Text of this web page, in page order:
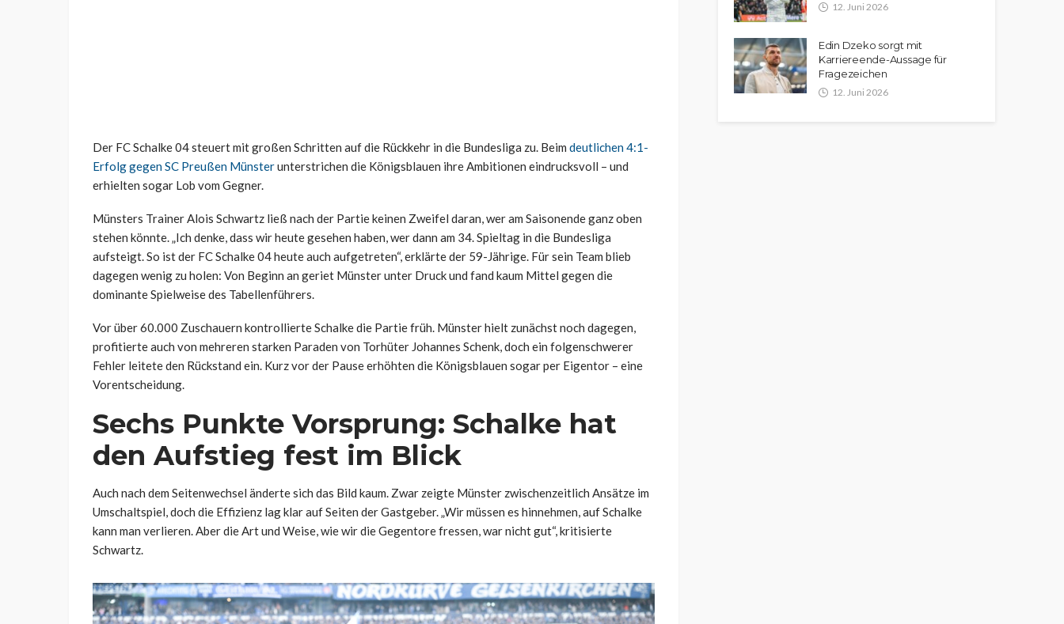
Der FC Schalke 04 steuert mit großen Schritten auf die Rückkehr in die Bundesliga zu. Beim deutlichen 4:1-
Erfolg gegen SC Preußen Münsterunterstrichen die Königsblauen ihre Ambitionen eindrucksvoll – und
erhielten sogar Lob vom Gegner.
Münsters Trainer Alois Schwartz ließ nach der Partie keinen Zweifel daran, wer am Saisonende ganz oben
stehen könnte. „Ich denke, dass wir heute gesehen haben, wer dann am 34. Spieltag in die Bundesliga
aufsteigt. So ist der FC Schalke 04 heute auch aufgetreten“, erklärte der 59-Jährige. Für sein Team blieb
dagegen wenig zu holen: Von Beginn an geriet Münster unter Druck und fand kaum Mittel gegen die
dominante Spielweise des Tabellenführers.
Vor über 60.000 Zuschauern kontrollierte Schalke die Partie früh. Münster hielt zunächst noch dagegen,
profitierte auch von mehreren starken Paraden von Torhüter Johannes Schenk, doch ein folgenschwerer
Fehler leitete den Rückstand ein. Kurz vor der Pause erhöhten die Königsblauen sogar per Eigentor – eine
Vorentscheidung.
Sechs Punkte Vorsprung: Schalke hat
den Aufstieg fest im Blick
Auch nach dem Seitenwechsel änderte sich das Bild kaum. Zwar zeigte Münster zwischenzeitlich Ansätze im
Umschaltspiel, doch die Effizienz lag klar auf Seiten der Gastgeber. „Wir müssen es hinnehmen, auf Schalke
kann man verlieren. Aber die Art und Weise, wie wir die Gegentore fressen, war nicht gut“, kritisierte
Schwartz.
12. Juni 2026
Edin Dzeko sorgt mit
Karriereende-Aussage für
Fragezeichen
12. Juni 2026